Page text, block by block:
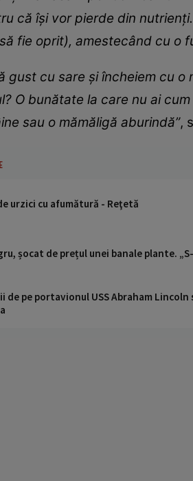
că își vor pierde din
fie oprit), amestecând cu o
gust cu sare și încheiem cu
O bunătate la care nu ai
sau o mămăligă aburindă”,
urzici cu afumătură - Reţetă
șocat de prețul unei banale plante.
de pe portavionul USS Abraham